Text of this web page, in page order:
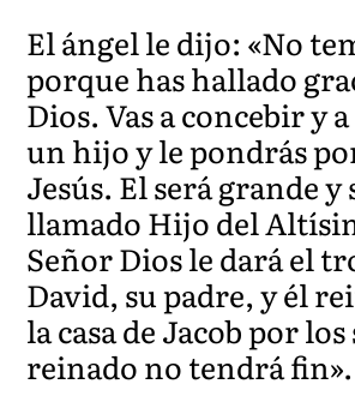
El ángel le dijo: «No
porque has hallado
Dios. Vas a concebir y
un hijo y le pondrás
Jesús. El será grande y
llamado Hijo del
Señor Dios le dará el
David, su padre, y él
la casa de Jacob por
reinado no tendrá fin».